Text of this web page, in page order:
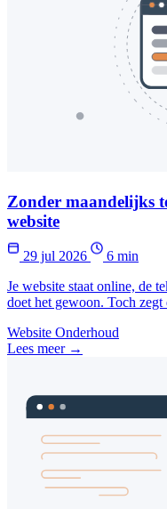
Zonder maandelijks
website
29 jul 2026
6 min
Je website staat online, de
doet het gewoon. Toch
Website Onderhoud
Lees meer →